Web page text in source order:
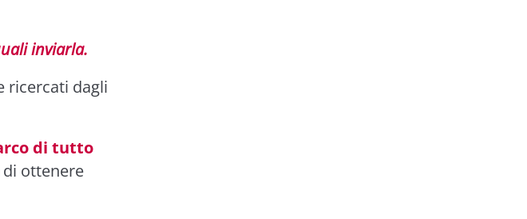
inviarla.
ricercati dagli
di tutto
ottenere